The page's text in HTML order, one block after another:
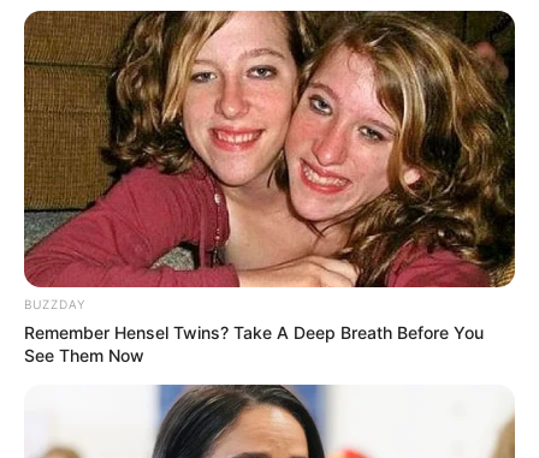
Fail! 10 Potret Makanan Gagal
Dimasak yang Bikin Kamu
Nggak Selera
10 Pose Manekin Anti
Mainstream yang Konyol
Banget
BUZZDAY
Remember Hensel Twins? Take A Deep Breath Before You
See Them Now